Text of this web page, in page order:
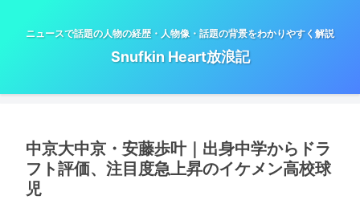
ニュースで話題の人物の経歴・人物像・話題の背景をわかりやすく解説
Snufkin Heart放浪記
中京大中京・安藤歩叶｜出身中学からドラ
フト評価、注目度急上昇のイケメン高校球
児